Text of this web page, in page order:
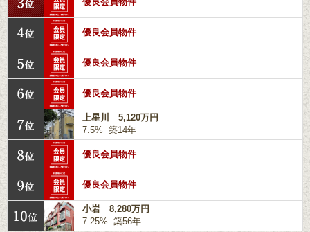
優良会員物件
優良会員物件
優良会員物件
上星川 5,120万円
7.5% 築14年
優良会員物件
優良会員物件
小岩 8,280万円
7.25% 築56年